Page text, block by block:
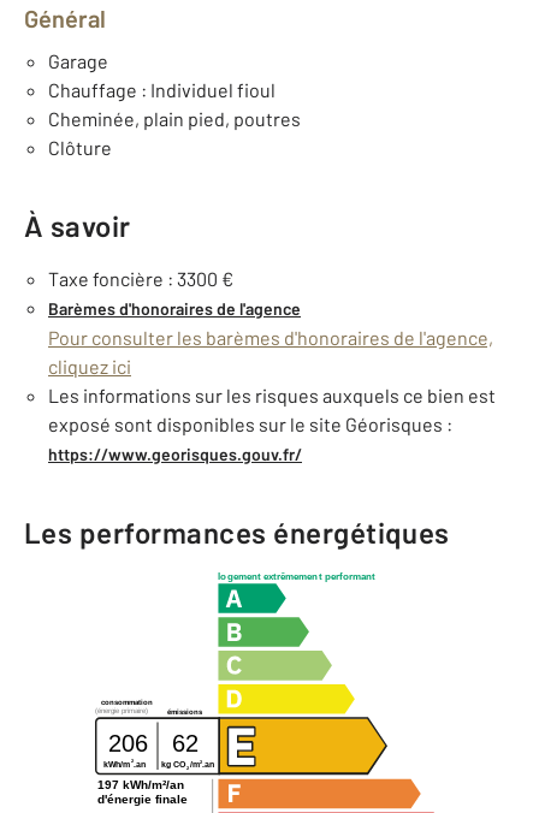
Général
Garage
Chauffage : Individuel fioul
Cheminée, plain pied, poutres
Clôture
À savoir
Taxe foncière : 3300 €
Barèmes d'honoraires de l'agence
Pour consulter les barèmes d'honoraires de l'agence,
cliquez ici
Les informations sur les risques auxquels ce bien est
exposé sont disponibles sur le site Géorisques :
https://www.georisques.gouv.fr/
Les performances énergétiques
logement extrêmement performant
consommation
émissions
(énergie primaire)
206 62
kWh/m2.an kg CO2/m2 .an
197 kWh/m²/an
d'énergie finale